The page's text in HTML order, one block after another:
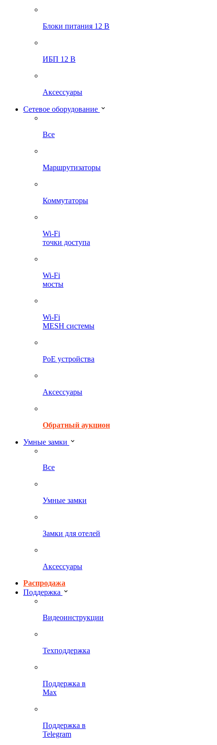
Блоки питания 12 В
ИБП 12 В
Аксессуары
Сетевое оборудование
Все
Маршрутизаторы
Коммутаторы
Wi-Fi
точки доступа
Wi-Fi
мосты
Wi-Fi
MESH системы
PoE устройства
Аксессуары
Обратный аукцион
Умные замки
Все
Умные замки
Замки для отелей
Аксессуары
Распродажа
Поддержка
Видеоинструкции
Техподдержка
Поддержка в
Max
Поддержка в
Telegram